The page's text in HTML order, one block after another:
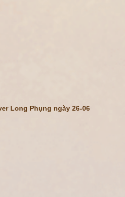
Long Phụng ngày 26-06